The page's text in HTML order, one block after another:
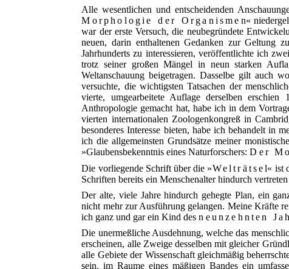
Alle wesentlichen und entscheidenden
Morphologie der Organismen«
war der erste Versuch, die neubegründete
neuen, darin enthaltenen Gedanken zur Geltung
Jahrhunderts zu interessieren, veröffentlichte ich
trotz seiner großen Mängel in neun starken
Weltanschauung beigetragen. Dasselbe gilt auch
versuchte, die wichtigsten Tatsachen der
vierte, umgearbeitete Auflage derselben
Anthropologie gemacht hat, habe ich in dem
vierten internationalen Zoologenkongreß in
besonderes Interesse bieten, habe ich behandelt in
ich die allgemeinsten Grundsätze meiner
»Glaubensbekenntnis eines Naturforschers:Der
Die vorliegende Schrift über die »Welträtsel« ist
Schriften bereits ein Menschenalter hindurch
Der alte, viele Jahre hindurch gehegte Plan, ein
nicht mehr zur Ausführung gelangen. Meine Kräfte
ich ganz und gar ein Kind desneunzehnten
Die unermeßliche Ausdehnung, welche das
erscheinen, alle Zweige desselben mit gleicher
alle Gebiete der Wissenschaft gleichmäßig
sein, im Raume eines mäßigen Bandes ein